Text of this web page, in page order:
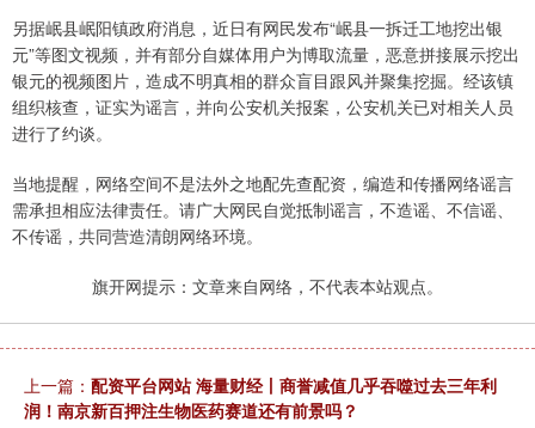
另据岷县岷阳镇政府消息，近日有网民发布“岷县一拆迁工地挖出银
元”等图文视频，并有部分自媒体用户为博取流量，恶意拼接展示挖出
银元的视频图片，造成不明真相的群众盲目跟风并聚集挖掘。经该镇
组织核查，证实为谣言，并向公安机关报案，公安机关已对相关人员
进行了约谈。
当地提醒，网络空间不是法外之地配先查配资，编造和传播网络谣言
需承担相应法律责任。请广大网民自觉抵制谣言，不造谣、不信谣、
不传谣，共同营造清朗网络环境。
旗开网提示：文章来自网络，不代表本站观点。
上一篇： 配资平台网站 海量财经丨商誉减值几乎吞噬过去三年利
润！南京新百押注生物医药赛道还有前景吗？